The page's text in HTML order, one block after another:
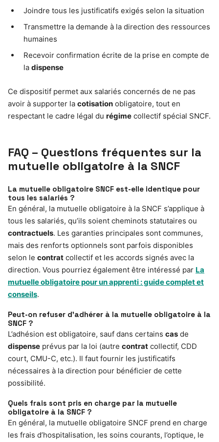
Joindre tous les justificatifs exigés selon la situation
Transmettre la demande à la direction des ressources
humaines
Recevoir confirmation écrite de la prise en compte de
la dispense
Ce dispositif permet aux salariés concernés de ne pas
avoir à supporter la cotisation obligatoire, tout en
respectant le cadre légal du régime collectif spécial SNCF.
FAQ – Questions fréquentes sur la
mutuelle obligatoire à la SNCF
La mutuelle obligatoire SNCF est-elle identique pour
tous les salariés ?
En général, la mutuelle obligatoire à la SNCF s’applique à
tous les salariés, qu’ils soient cheminots statutaires ou
contractuels. Les garanties principales sont communes,
mais des renforts optionnels sont parfois disponibles
selon le contrat collectif et les accords signés avec la
direction. Vous pourriez également être intéressé par La
mutuelle obligatoire pour un apprenti : guide complet et
conseils.
Peut-on refuser d’adhérer à la mutuelle obligatoire à la
SNCF ?
L’adhésion est obligatoire, sauf dans certains cas de
dispense prévus par la loi (autre contrat collectif, CDD
court, CMU-C, etc.). Il faut fournir les justificatifs
nécessaires à la direction pour bénéficier de cette
possibilité.
Quels frais sont pris en charge par la mutuelle
obligatoire à la SNCF ?
En général, la mutuelle obligatoire SNCF prend en charge
les frais d’hospitalisation, les soins courants, l’optique, le